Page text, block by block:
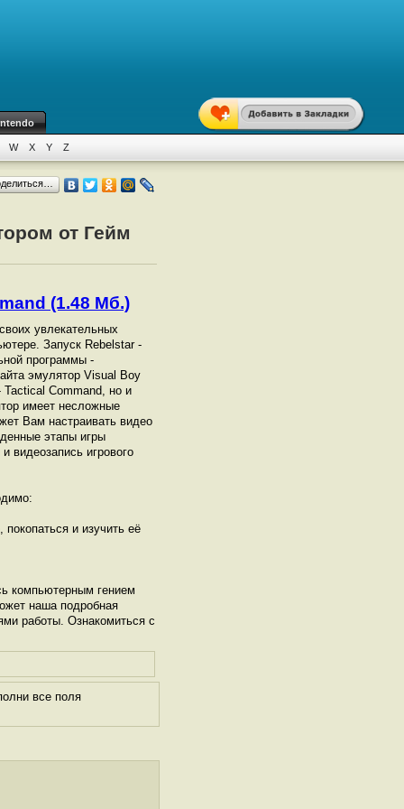
W X Y Z
от Гейм
(1.48 Мб.)
увлекательных
Запуск Rebelstar -
программы -
эмулятор Visual Boy
Command, но и
имеет несложные
Вам настраивать видео
этапы игры
видеозапись игрового
и изучить её
компьютерным гением
наша подробная
работы. Ознакомиться с
все поля